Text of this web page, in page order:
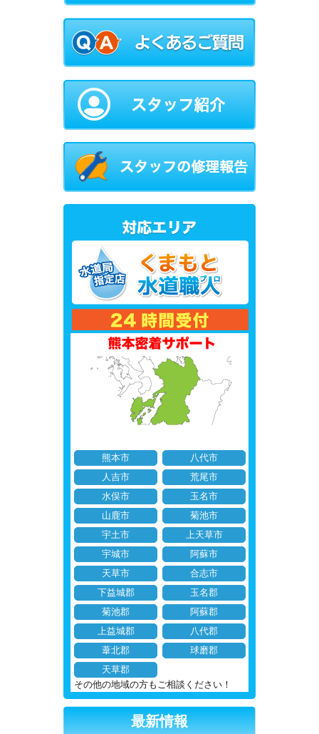
熊本市
八代市
人吉市
荒尾市
水俣市
玉名市
山鹿市
菊池市
宇土市
上天草市
宇城市
阿蘇市
天草市
合志市
下益城郡
玉名郡
菊池郡
阿蘇郡
上益城郡
八代郡
葦北郡
球磨郡
天草郡
その他の地域の方もご相談ください！
最新情報